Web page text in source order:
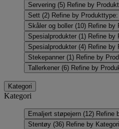
Servering (5) Refine by
Sett (2) Refine by
Skåler og boller (10) Refine by
Spesialprodukter (1) Refine by
Spesialprodukter (4) Refine by
Stekepanner (1) Refine by
Tallerkener (6) Refine by
Kategori
Kategori
Emaljert støpejern (12) Refine
Stentøy (36) Refine by